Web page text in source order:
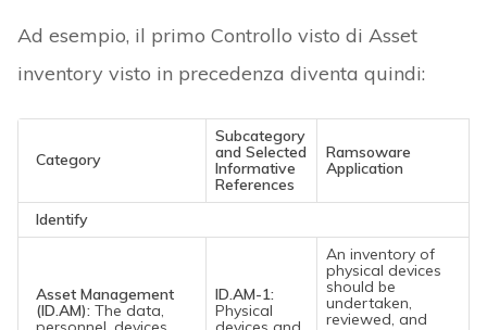
Ad esempio, il primo Controllo visto di Asset
inventory visto in precedenza diventa quindi:
Category
Subcategory
and Selected
Informative
References
Ramsoware
Application
Identify
Asset Management
(ID.AM):The data,
ID.AM-1:
Physical
An inventory of
physical devices
should be
undertaken,
reviewed, and